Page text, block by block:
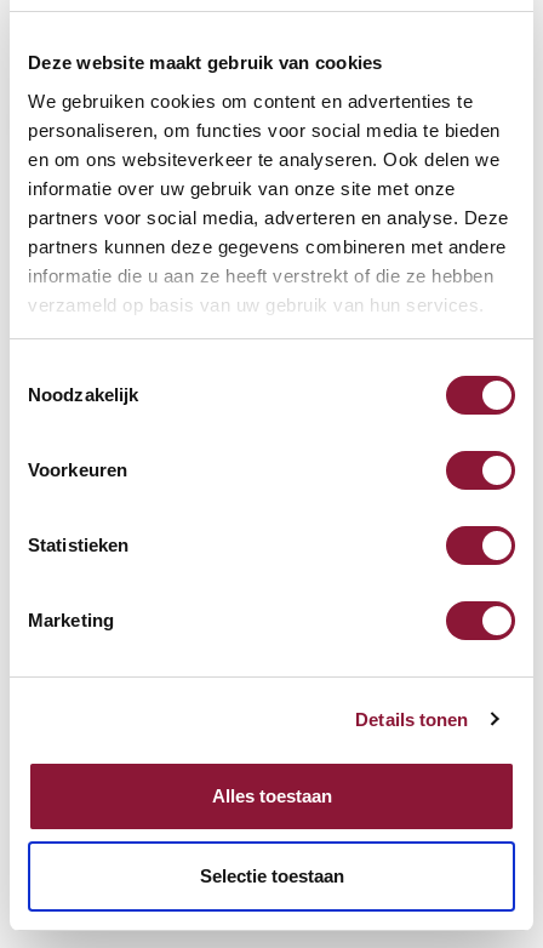
Deze website maakt gebruik van cookies
We gebruiken cookies om content en advertenties te
personaliseren, om functies voor social media te bieden
en om ons websiteverkeer te analyseren. Ook delen we
informatie over uw gebruik van onze site met onze
partners voor social media, adverteren en analyse. Deze
partners kunnen deze gegevens combineren met andere
informatie die u aan ze heeft verstrekt of die ze hebben
verzameld op basis van uw gebruik van hun services.
Noodzakelijk
Voorkeuren
Statistieken
Marketing
Details tonen
Alles toestaan
Selectie toestaan
FUSSRING ?
FUSSRING AUS POLIERTEM ALUMINIUM ?
Verfügbar
Auf der Suche nach Stückzahlen? Machen Sie Ihren Arbeitsplatz
komplett und fordern Sie direkt ein individuelles Angebot an.
Zur Vergleichsliste hinzufügen